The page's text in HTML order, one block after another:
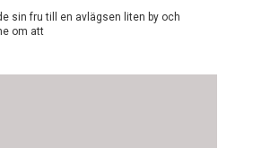
sin fru till en avlägsen liten by och
om att